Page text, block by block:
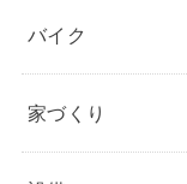
バイク
家づくり